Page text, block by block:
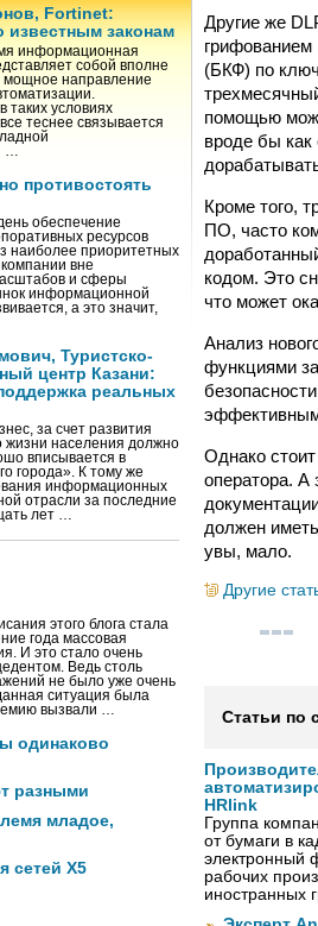
Fortinet:
известным законам
информационная
собой вполне
мощное направление
таких условиях
теснее связывается
…
противостоять
обеспечение
ресурсов
наиболее приоритетных
вне
и сферы
информационной
а это значит,
Туристско-
центр Казани:
реальных
за счет развития
жизни населения должно
вписывается в
города». К тому же
информационных
отрасли за последние
лет …
этого блога стала
года массовая
И это стало очень
Ведь столь
не было уже очень
ситуация была
вызвали …
одинаково
разными
младое,
сетей X5
Другие же
грифованием
(БКФ) по
помощью
вроде бы
Кроме того,
ПО, часто
кодом. Это
что может
Анализ
функциями
Однако
оператора. А
должен
увы, мало.
Другие
Статьи по
HRlink
Группа
от бумаги в
электронный
рабочих
иностранных